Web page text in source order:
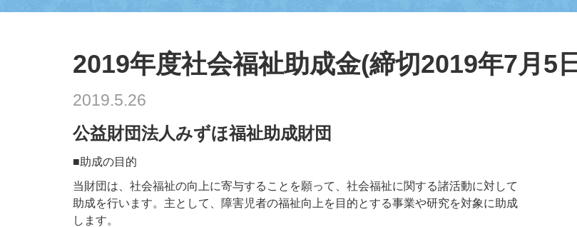
2019年度社会福祉助成金(締切2019年7月5
2019.5.26
公益財団法人みずほ福祉助成財団
■助成の目的
当財団は、社会福祉の向上に寄与することを願って、社会福祉に関する諸活動に対して
助成を行います。主として、障害児者の福祉向上を目的とする事業や研究を対象に助成
します。